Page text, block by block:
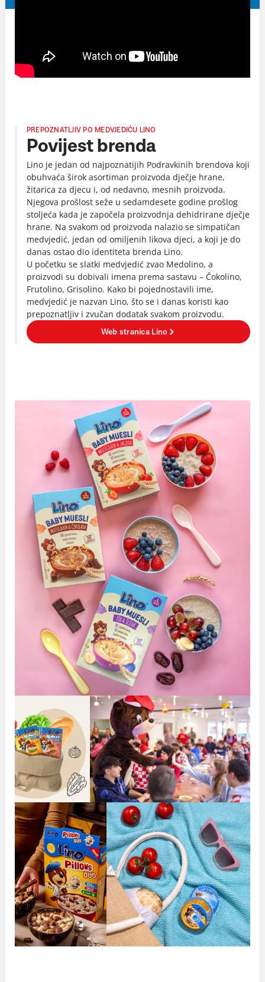
PREPOZNATLJIV PO MEDVJEDIĆU LINO
Povijest brenda
Lino je jedan od najpoznatijih Podravkinih brendova koji
obuhvaća širok asortiman proizvoda dječje hrane,
žitarica za djecu i, od nedavno, mesnih proizvoda.
Njegova prošlost seže u sedamdesete godine prošlog
stoljeća kada je započela proizvodnja dehidrirane dječje
hrane. Na svakom od proizvoda nalazio se simpatičan
medvjedić, jedan od omiljenih likova djeci, a koji je do
danas ostao dio identiteta brenda Lino.
U početku se slatki medvjedić zvao Medolino, a
proizvodi su dobivali imena prema sastavu – Čokolino,
Frutolino, Grisolino. Kako bi pojednostavili ime,
medvjedić je nazvan Lino, što se i danas koristi kao
prepoznatljiv i zvučan dodatak svakom proizvodu.
Web stranica Lino